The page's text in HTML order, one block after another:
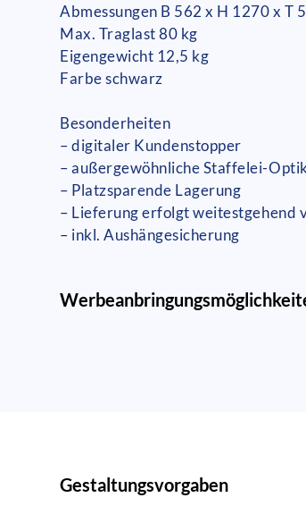
Abmessungen B 562 x H 1270 x T
Max. Traglast 80 kg
Eigengewicht 12,5 kg
Farbe schwarz
Besonderheiten
– digitaler Kundenstopper
– außergewöhnliche Staffelei-
– Platzsparende Lagerung
– Lieferung erfolgt weitestgehend
– inkl. Aushängesicherung
Gestaltungsvorgaben